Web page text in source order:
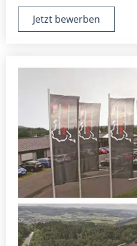
Jetzt bewerben